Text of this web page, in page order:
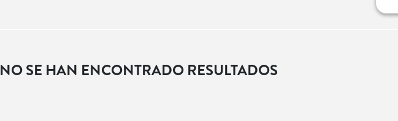
NO SE HAN ENCONTRADO RESULTADOS